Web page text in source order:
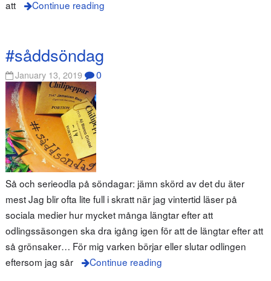
att
Continue reading
#såddsöndag
January 13, 2019 0
Så och serieodla på söndagar: jämn skörd av det du äter
mest Jag blir ofta lite full i skratt när jag vintertid läser på
sociala medier hur mycket många längtar efter att
odlingssäsongen ska dra igång igen för att de längtar efter att
så grönsaker… För mig varken börjar eller slutar odlingen
eftersom jag sår
Continue reading